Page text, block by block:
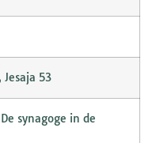
53
synagoge in de